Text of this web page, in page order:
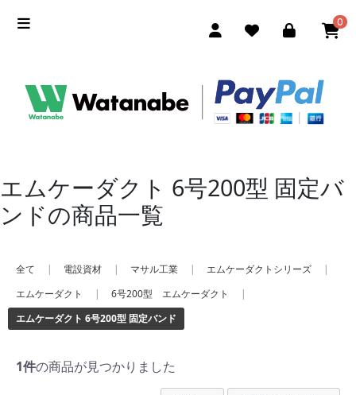
0
エムケーダクト 6号200型 固定バ
ンドの商品一覧
全て | 電設資材 | マサル工業 | エムケーダクトシリーズ
|
エムケーダクト
| 6号200型 エムケーダクト
|
エムケーダクト 6号200型 固定バンド
1件の商品が見つかりました